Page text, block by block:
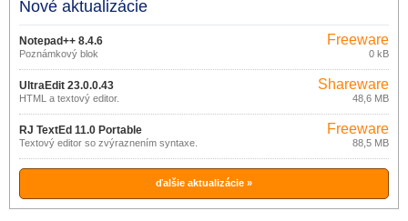
Nové aktualizácie
Notepad++ 8.4.6
Poznámkový blok
Freeware
0 kB
UltraEdit 23.0.0.43
HTML a textový editor.
Shareware
48,6 MB
RJ TextEd 11.0 Portable
Textový editor so zvýraznením syntaxe.
Freeware
88,5 MB
ďalšie aktualizácie »